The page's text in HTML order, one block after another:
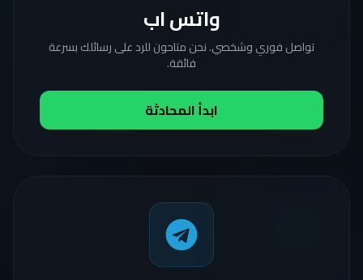
واتس اب
تواصل فوري وشخصي. نحن متاحون للرد على رسائلك بسرعة
فائقة.
ابدأ المحادثة